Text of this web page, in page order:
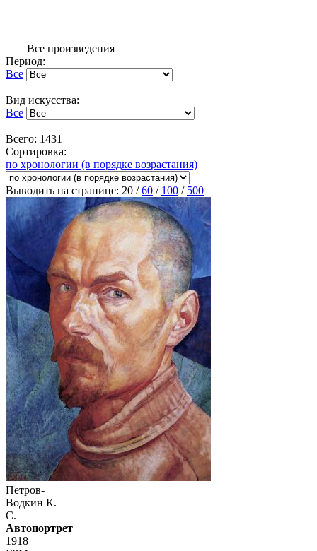
Все произведения
Период:
Все
Вид искусства:
Все
Всего: 1431
Сортировка:
по хронологии (в порядке возрастания)
Выводить на странице: 20 /60 / 100 / 500
Петров-
Водкин К.
С.
Автопортрет
1918